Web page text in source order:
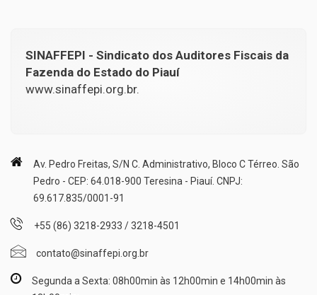
SINAFFEPI - Sindicato dos Auditores Fiscais da
Fazenda do Estado do Piauí
www.sinaffepi.org.br.
Av. Pedro Freitas, S/N C. Administrativo, Bloco C Térreo. São
Pedro - CEP: 64.018-900 Teresina - Piauí. CNPJ:
69.617.835/0001-91
+55 (86) 3218-2933 / 3218-4501
contato@sinaffepi.org.br
Segunda a Sexta: 08h00min às 12h00min e 14h00min às